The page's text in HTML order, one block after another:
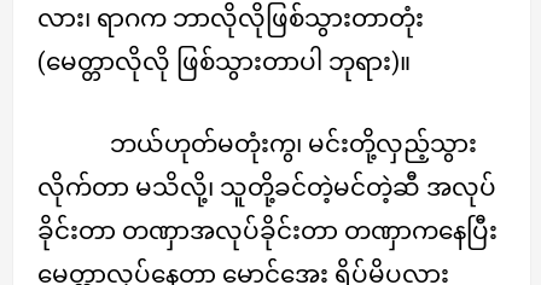
လား၊ ရာဂက ဘာလိုလိုဖြစ်သွားတာတုံး
(မေတ္တာလိုလို ဖြစ်သွားတာပါ ဘုရား)။
ဘယ်ဟုတ်မတုံးကွ၊ မင်းတို့လှည့်သွား
လိုက်တာ မသိလို့၊ သူတို့ခင်တဲ့မင်တဲ့ဆီ အလုပ်
ခိုင်းတာ တဏှာအလုပ်ခိုင်းတာ တဏှာကနေပြီး
မေတ္တာလုပ်နေတာ မောင်အေး ရိပ်မိပလား